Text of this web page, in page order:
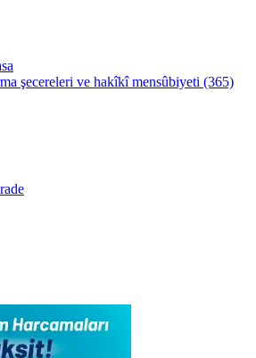
şecereleri ve hakîkî mensûbiyeti (365)